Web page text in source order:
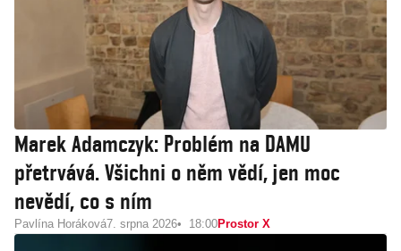
Marek Adamczyk: Problém na DAMU
přetrvává. Všichni o něm vědí, jen moc
nevědí, co s ním
Pavlína Horáková7. srpna 2026 18:00Prostor X